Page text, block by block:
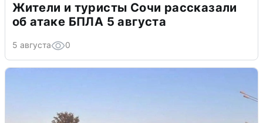
Жители и туристы Сочи рассказали
об атаке БПЛА 5 августа
5 августа 0